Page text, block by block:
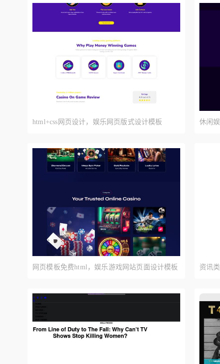
html+css网页设计，娱乐网页版式设计模板 休闲
网页模板免费html，娱乐游戏网站页面设计模板 资讯